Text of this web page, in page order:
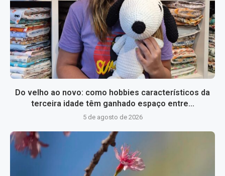
Do velho ao novo: como hobbies característicos da
terceira idade têm ganhado espaço entre...
5 de agosto de 2026